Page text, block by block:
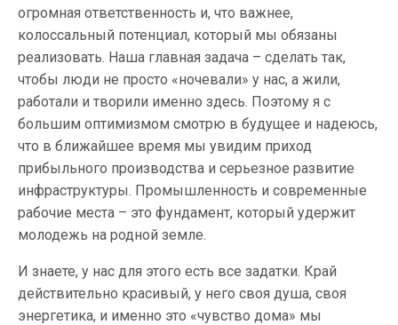
огромная ответственность и, что важнее,
колоссальный потенциал, который мы обязаны
реализовать. Наша главная задача – сделать так,
чтобы люди не просто «ночевали» у нас, а жили,
работали и творили именно здесь. Поэтому я с
большим оптимизмом смотрю в будущее и надеюсь,
что в ближайшее время мы увидим приход
прибыльного производства и серьезное развитие
инфраструктуры. Промышленность и современные
рабочие места – это фундамент, который удержит
молодежь на родной земле.
И знаете, у нас для этого есть все задатки. Край
действительно красивый, у него своя душа, своя
энергетика, и именно это «чувство дома» мы